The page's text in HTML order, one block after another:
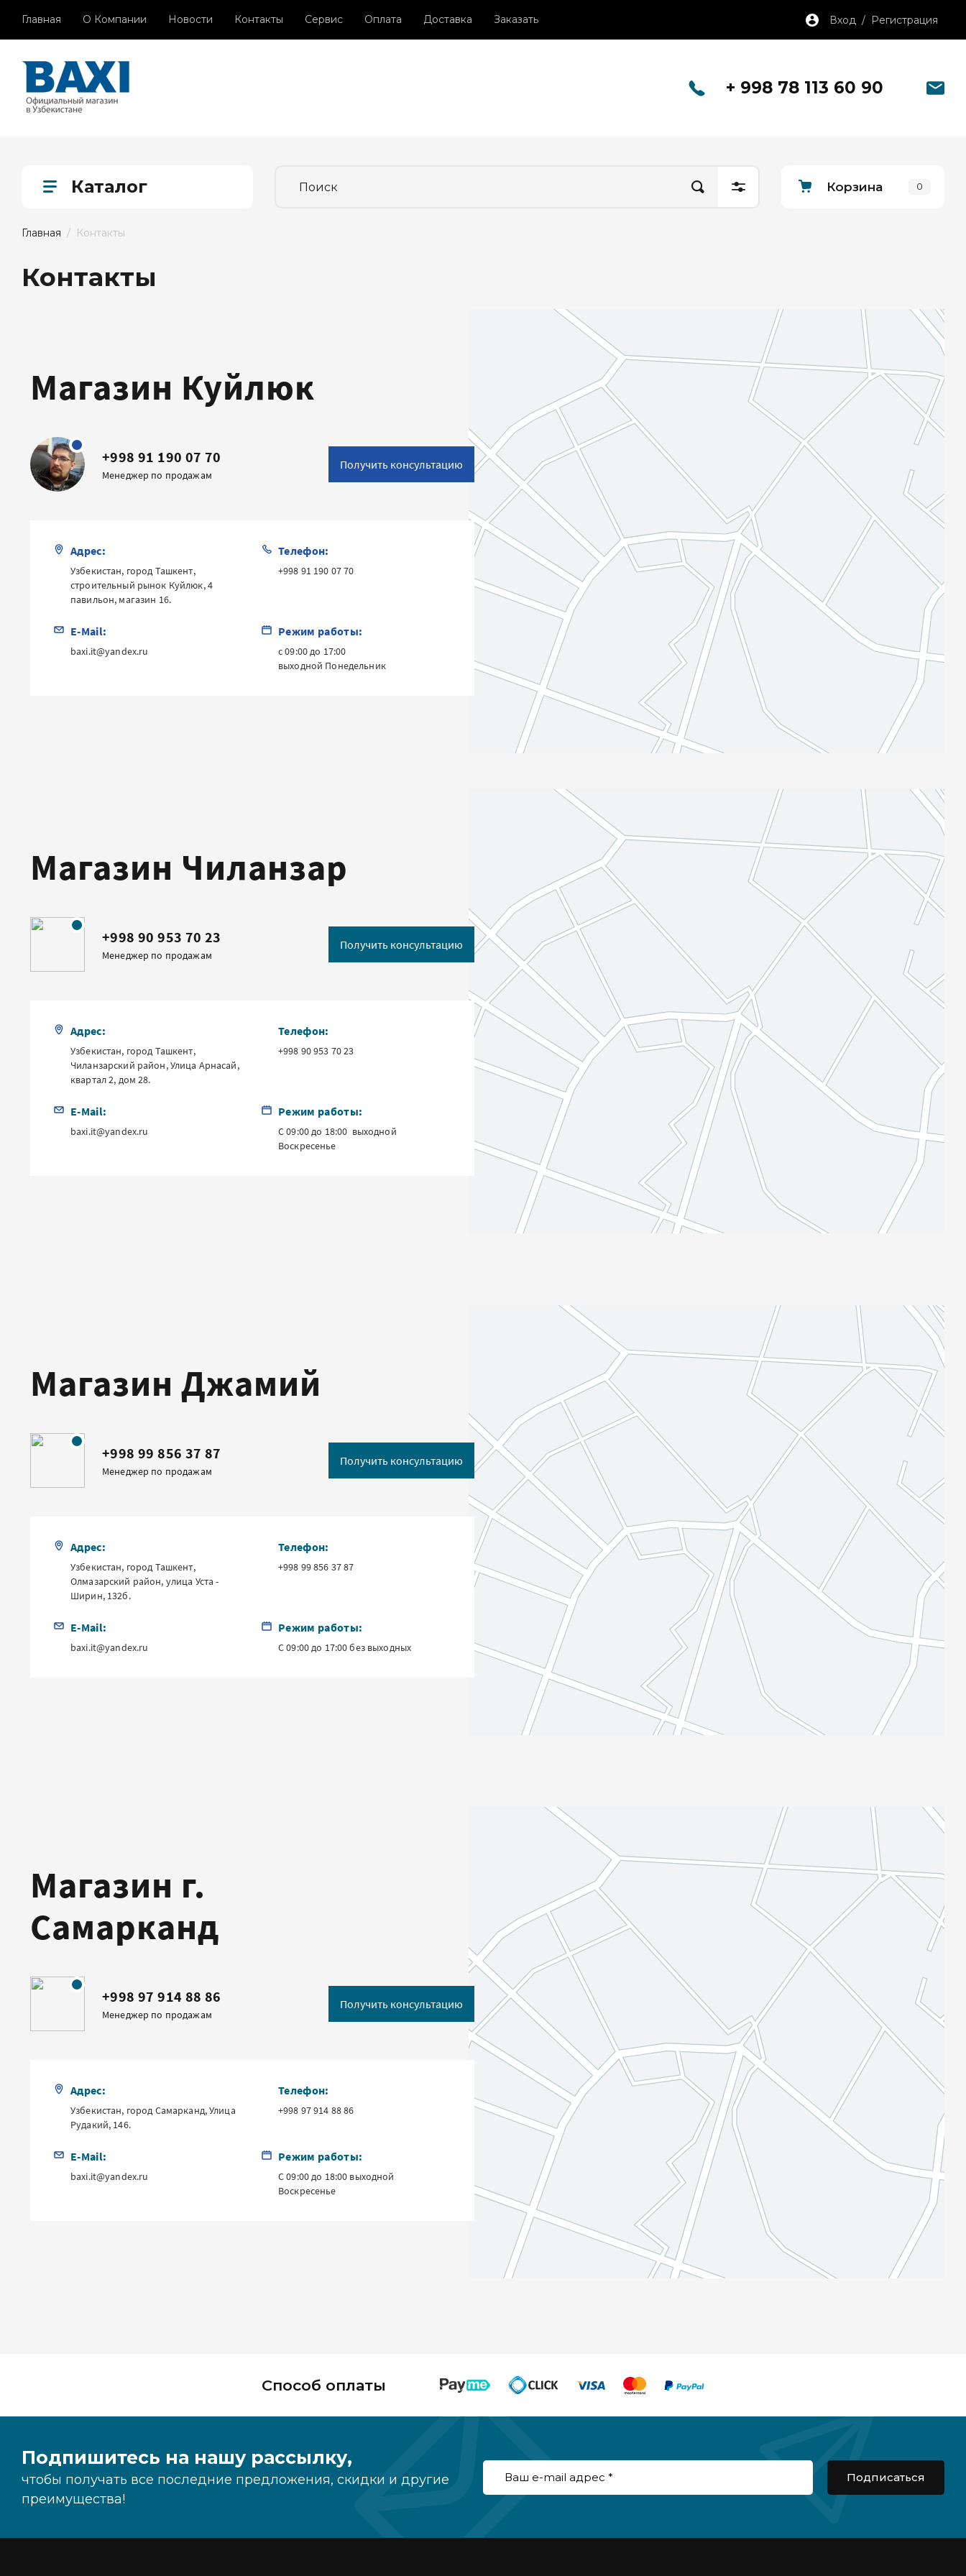
Главная О Компании Новости Контакты Сервис Оплата Доставка Заказать Вход / Регистрация
+ 998 78 113 60 90
Каталог Корзина 0
Главная /  Контакты
Контакты
Магазин Куйлюк
+998 91 190 07 70
Менеджер по продажам
Получить консультацию
Адрес:
Узбекистан, город Ташкент,
строительный рынок Куйлюк, 4
павильон, магазин 16.
Телефон:
+998 91 190 07 70
E-Mail:
baxi.it@yandex.ru
Режим работы:
с 09:00 до 17:00
выходной Понедельник
Магазин Чиланзар
+998 90 953 70 23
Менеджер по продажам
Получить консультацию
Адрес:
Узбекистан, город Ташкент,
Чиланзарский район, Улица Арнасай,
квартал 2, дом 28.
Телефон:
+998 90 953 70 23
E-Mail:
baxi.it@yandex.ru
Режим работы:
С 09:00 до 18:00 выходной
Воскресенье
Магазин Джамий
+998 99 856 37 87
Менеджер по продажам
Получить консультацию
Адрес:
Узбекистан, город Ташкент,
Олмазарский район, улица Уста -
Ширин, 132б.
Телефон:
+998 99 856 37 87
E-Mail:
baxi.it@yandex.ru
Режим работы:
С 09:00 до 17:00 без выходных
Магазин г.
Самарканд
+998 97 914 88 86
Менеджер по продажам
Получить консультацию
Адрес:
Узбекистан, город Самарканд, Улица
Рудакий, 146.
Телефон:
+998 97 914 88 86
E-Mail:
baxi.it@yandex.ru
Режим работы:
С 09:00 до 18:00 выходной
Воскресенье
Способ оплаты
Подпишитесь на нашу рассылку,
чтобы получать все последние предложения, скидки и другие
преимущества!
Подписаться